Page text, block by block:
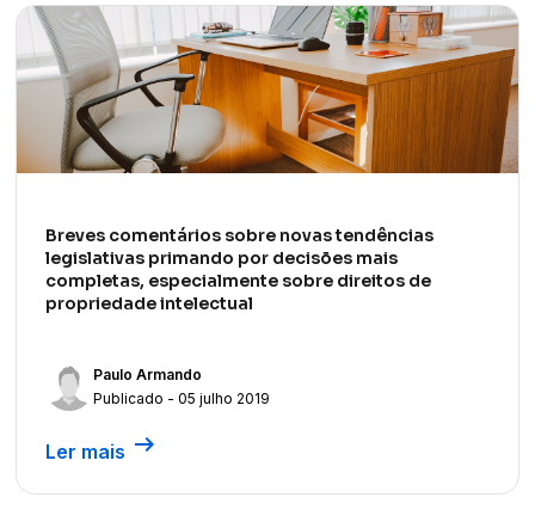
Breves comentários sobre novas tendências
legislativas primando por decisões mais
completas, especialmente sobre direitos de
propriedade intelectual
Paulo Armando
Publicado - 05 julho 2019
Ler mais arrow_right_alt